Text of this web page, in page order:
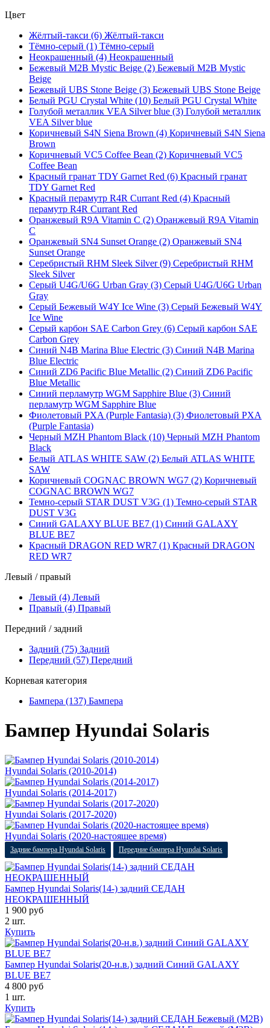
Цвет
Жёлтый-такси (6) Жёлтый-такси
Тёмно-серый (1) Тёмно-серый
Неокрашенный (4) Неокрашенный
Бежевый M2B Mystic Beige (2) Бежевый M2B Mystic
Beige
Бежевый UBS Stone Beige (3) Бежевый UBS Stone Beige
Белый PGU Crystal White (10) Белый PGU Crystal White
Голубой металлик VEA Silver blue (3) Голубой металлик
VEA Silver blue
Коричневый S4N Siena Brown (4) Коричневый S4N Siena
Brown
Коричневый VC5 Coffee Bean (2) Коричневый VC5
Coffee Bean
Красный гранат TDY Garnet Red (6) Красный гранат
TDY Garnet Red
Красный перамутр R4R Currant Red (4) Красный
перамутр R4R Currant Red
Оранжевый R9A Vitamin C (2) Оранжевый R9A Vitamin
C
Оранжевый SN4 Sunset Orange (2) Оранжевый SN4
Sunset Orange
Серебристый RHM Sleek Silver (9) Серебристый RHM
Sleek Silver
Серый U4G/U6G Urban Gray (3) Серый U4G/U6G Urban
Gray
Серый Бежевый W4Y Ice Wine (3) Серый Бежевый W4Y
Ice Wine
Серый карбон SAE Carbon Grey (6) Серый карбон SAE
Carbon Grey
Синий N4B Marina Blue Electric (3) Синий N4B Marina
Blue Electric
Синий ZD6 Pacific Blue Metallic (2) Синий ZD6 Pacific
Blue Metallic
Синий перламутр WGM Sapphire Blue (3) Синий
перламутр WGM Sapphire Blue
Фиолетовый PXA (Purple Fantasia) (3) Фиолетовый PXA
(Purple Fantasia)
Черный MZH Phantom Black (10) Черный MZH Phantom
Black
Белый ATLAS WHITE SAW (2) Белый ATLAS WHITE
SAW
Коричневый COGNAC BROWN WG7 (2) Коричневый
COGNAC BROWN WG7
Темно-серый STAR DUST V3G (1) Темно-серый STAR
DUST V3G
Синий GALAXY BLUE BE7 (1) Синий GALAXY
BLUE BE7
Красный DRAGON RED WR7 (1) Красный DRAGON
RED WR7
Левый / правый
Левый (4) Левый
Правый (4) Правый
Передний / задний
Задний (75) Задний
Передний (57) Передний
Корневая категория
Бампера (137) Бампера
Бампер Hyundai Solaris
Hyundai Solaris (2010-2014)
Hyundai Solaris (2014-2017)
Hyundai Solaris (2017-2020)
Hyundai Solaris (2020-настоящее время)
Задние бампера Hyundai Solaris Передние бампера Hyundai Solaris
Бампер Hyundai Solaris(14-) задний СЕДАН
НЕОКРАШЕННЫЙ
1 900 руб
2 шт.
Купить
Бампер Hyundai Solaris(20-н.в.) задний Синий GALAXY
BLUE BE7
4 800 руб
1 шт.
Купить